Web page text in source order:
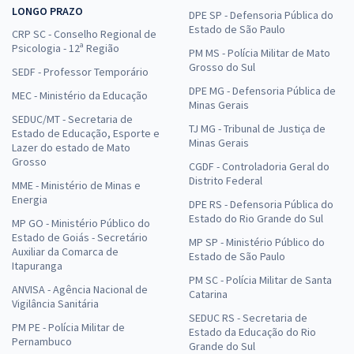
LONGO PRAZO
CRP SC - Conselho Regional de
Psicologia - 12ª Região
SEDF - Professor Temporário
MEC - Ministério da Educação
SEDUC/MT - Secretaria de
Estado de Educação, Esporte e
Lazer do estado de Mato
Grosso
MME - Ministério de Minas e
Energia
MP GO - Ministério Público do
Estado de Goiás - Secretário
Auxiliar da Comarca de
Itapuranga
ANVISA - Agência Nacional de
Vigilância Sanitária
PM PE - Polícia Militar de
Pernambuco
DPE SP - Defensoria Pública do
Estado de São Paulo
PM MS - Polícia Militar de Mato
Grosso do Sul
DPE MG - Defensoria Pública de
Minas Gerais
TJ MG - Tribunal de Justiça de
Minas Gerais
CGDF - Controladoria Geral do
Distrito Federal
DPE RS - Defensoria Pública do
Estado do Rio Grande do Sul
MP SP - Ministério Público do
Estado de São Paulo
PM SC - Polícia Militar de Santa
Catarina
SEDUC RS - Secretaria de
Estado da Educação do Rio
Grande do Sul